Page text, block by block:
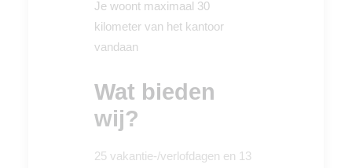
Je woont maximaal 30
kilometer van het kantoor
vandaan
Wat bieden
wij?
25 vakantie-/verlofdagen en 13